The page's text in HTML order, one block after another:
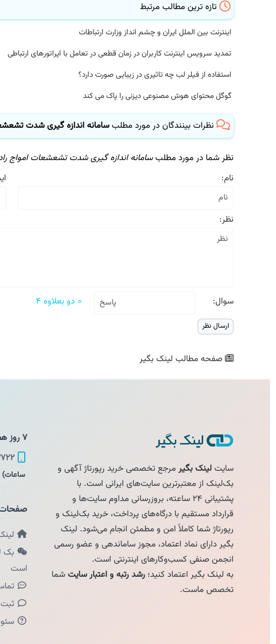
تازه ترین مطالب مرتبط
اینترنت بین الملل ایران و چشم انداز وزارت ارتباطات
تمدید سرویس اینترنت کاربران در زمان قطعی در تعامل با اپراتورهای ارتباطی
استفاده از فیلر لب چه تاثیری در زیبایی صورت دارد؟
گوگل محتوای هوش مصنوعی دیزنی را پاک می کند
نظرات بینندگان در مورد مطلبسامانه اندازه گیری شدت
نظر شما در مورد مطلبسامانه اندازه گیری شدت تشعشعات امواج
نام:
نظر:
سوال: = دو بعلاوه ۴
صفحه مطالبلینک بگیر
سایتلینک بگیرمرجع تخصصی خرید رپورتاژ آگهی و
بک‌لینک از معتبرترین سایت‌های ایرانی است. با
پشتیبانی ۲۴ ساعته، بروزرسانی مداوم سایت‌ها و
قرارداد مستقیم با درگاه‌های پرداخت، خرید بک‌لینک و
رپورتاژ شما کاملاً امن و مطمئن انجام می‌شود. لینک
بگیر دارای نماد اعتماد، مجوز ساماندهی و عضو رسمی
انجمن صنفی کسب‌وکارهای اینترنتی است.
به لینک بگیر اعتماد کنید؛رشد رتبه و اعتبار سایتشما
تخصص ماست.
ساعات)
صفحات
لینک
بک
است
تماس
ثبت